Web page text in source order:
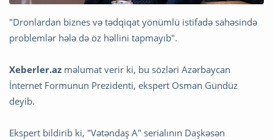
"Dronlardan biznes və tədqiqat yönümlü istifadə sahəsində
problemlər hələ də öz həllini tapmayıb".
Xeberler.az məlumat verir ki, bu sözləri Azərbaycan
İnternet Formunun Prezidenti, ekspert Osman Gündüz
deyib.
Ekspert bildirib ki, "Vətəndaş A" serialının Daşkəsən